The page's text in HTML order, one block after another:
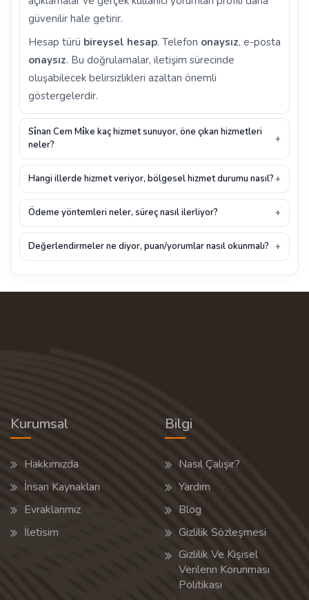
güvenilir hale getirir.
Hesap türü bireysel hesap. Telefon onaysız, e-posta
onaysız. Bu doğrulamalar, iletişim sürecinde
oluşabilecek belirsizlikleri azaltan önemli
göstergelerdir.
Si̇nan Cem Mi̇ke kaç hizmet sunuyor, öne çıkan hizmetleri
neler?
Hangi illerde hizmet veriyor, bölgesel hizmet durumu nasıl?
Ödeme yöntemleri neler, süreç nasıl ilerliyor?
Değerlendirmeler ne diyor, puan/yorumlar nasıl okunmalı?
Kurumsal
Hakkımızda
İnsan Kaynakları
Evraklarımız
İletisim
Bilgi
Nasıl Çalışır?
Yardım
Blog
Gizlilik Sözleşmesi
Gizlilik Ve Kişisel
Verilerin Korunması
Politikası